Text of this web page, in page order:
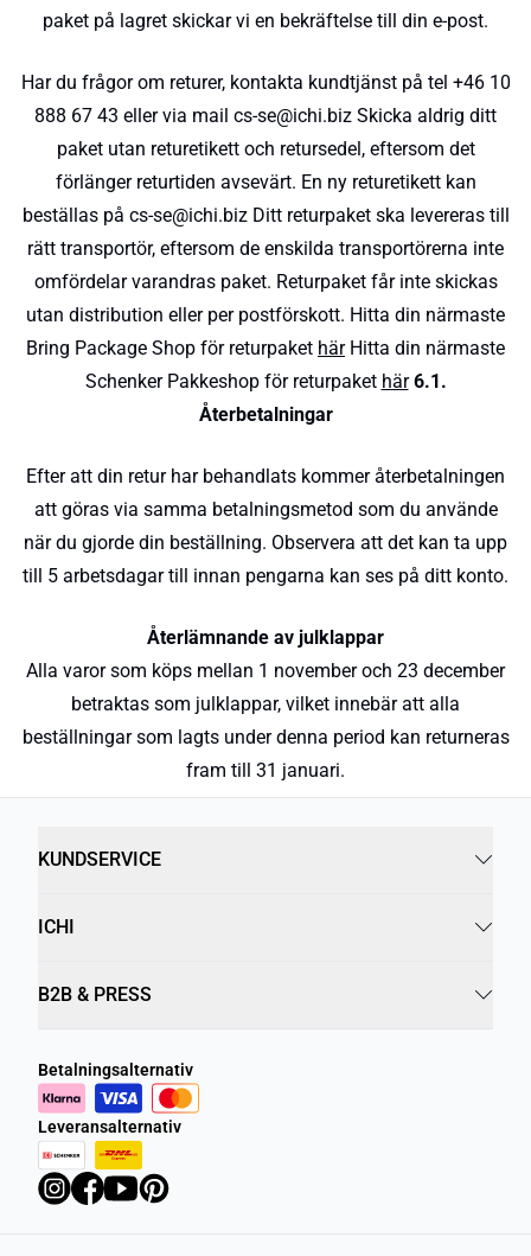
paket på lagret skickar vi en bekräftelse till din e-post.
Har du frågor om returer, kontakta kundtjänst på tel +46 10
888 67 43 eller via mail cs-se@ichi.biz Skicka aldrig ditt
paket utan returetikett och retursedel, eftersom det
förlänger returtiden avsevärt. En ny returetikett kan
beställas på cs-se@ichi.biz Ditt returpaket ska levereras till
rätt transportör, eftersom de enskilda transportörerna inte
omfördelar varandras paket. Returpaket får inte skickas
utan distribution eller per postförskott. Hitta din närmaste
Bring Package Shop för returpaket härHitta din närmaste
Schenker Pakkeshop för returpaket här 6.1.
Återbetalningar
Efter att din retur har behandlats kommer återbetalningen
att göras via samma betalningsmetod som du använde
när du gjorde din beställning. Observera att det kan ta upp
till 5 arbetsdagar till innan pengarna kan ses på ditt konto.
Återlämnande av julklappar
Alla varor som köps mellan 1 november och 23 december
betraktas som julklappar, vilket innebär att alla
beställningar som lagts under denna period kan returneras
fram till 31 januari.
KUNDSERVICE
ICHI
B2B & PRESS
Betalningsalternativ
Leveransalternativ